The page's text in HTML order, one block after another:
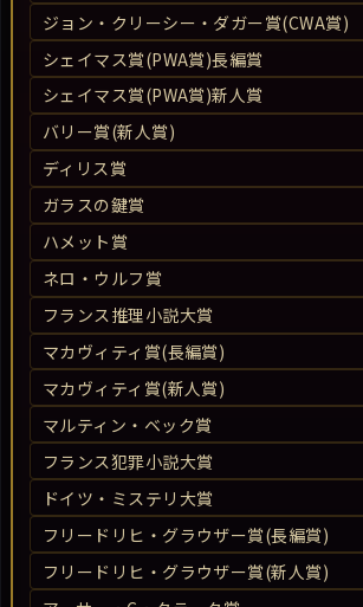
ジョン・クリーシー・ダガー賞(CWA賞)
シェイマス賞(PWA賞)長編賞
シェイマス賞(PWA賞)新人賞
バリー賞(新人賞)
ディリス賞
ガラスの鍵賞
ハメット賞
ネロ・ウルフ賞
フランス推理小説大賞
マカヴィティ賞(長編賞)
マカヴィティ賞(新人賞)
マルティン・ベック賞
フランス犯罪小説大賞
ドイツ・ミステリ大賞
フリードリヒ・グラウザー賞(長編賞)
フリードリヒ・グラウザー賞(新人賞)